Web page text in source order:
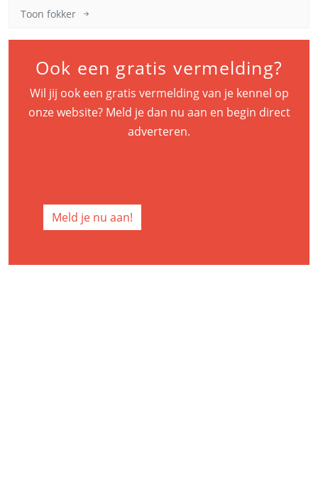
Toon fokker
Ook een gratis vermelding?
Wil jij ook een gratis vermelding van je kennel op
onze website? Meld je dan nu aan en begin direct
adverteren.
Meld je nu aan!